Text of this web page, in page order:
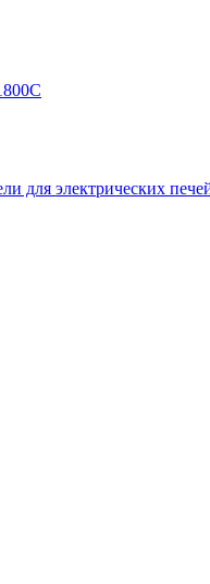
для электрических